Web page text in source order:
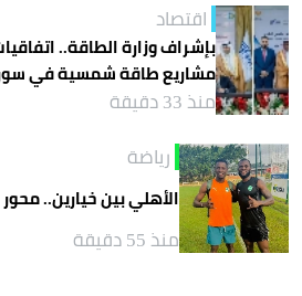
اقتصاد
مشاريع طاقة شمسية في
منذ 33 دقيقة
رياضة
الأهلي بين خيارين..
منذ 55 دقيقة